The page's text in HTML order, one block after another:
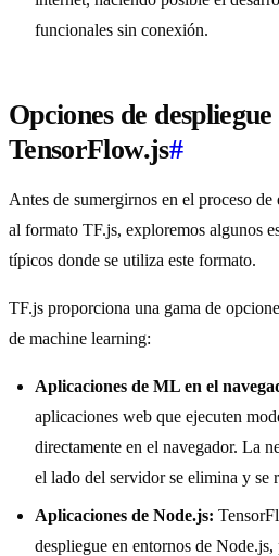
funcionales sin conexión.
Opciones de
TensorFlow.js#
Antes de sumergirnos en el proceso
al formato TF.js, exploremos algunos
típicos donde se utiliza este formato.
TF.js proporciona una gama de
de machine learning:
Aplicaciones de ML en el
aplicaciones web que ejecuten
directamente en el navegador. La
el lado del servidor se elimina y se
Aplicaciones de Node.js:
despliegue en entornos de